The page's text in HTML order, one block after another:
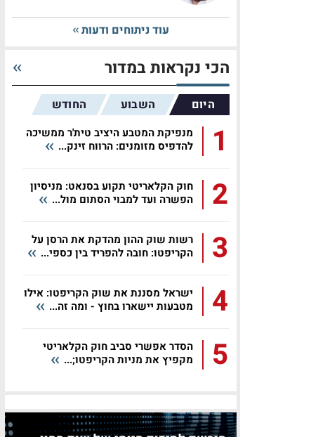
עוד ניתוחים ודעות
הכי נקראות במדור
היום השבוע החודש
1
מנפיקת המטבע היציב טית'ר ממשיכה
להדפיס מזומנים: הרווח זינק...
2
חוק הקלאריטי תקוע בסנאט: מניסיון
הפשרה ועד למבוי הסתום מול...
3
רשות שוק ההון מהדקת את הרסן על
הקריפטו: חובה להפריד בין כספי...
4
ישראל מסננת את שוק הקריפטו: אילו
מטבעות יישארו בחוץ - ומה זה...
5
הסדר אפשרי סביב חוק הקלאריטי
מקפיץ את מניות הקריפטו;...